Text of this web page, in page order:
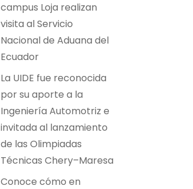
campus Loja realizan
visita al Servicio
Nacional de Aduana del
Ecuador
La UIDE fue reconocida
por su aporte a la
Ingeniería Automotriz e
invitada al lanzamiento
de las Olimpiadas
Técnicas Chery–Maresa
Conoce cómo en